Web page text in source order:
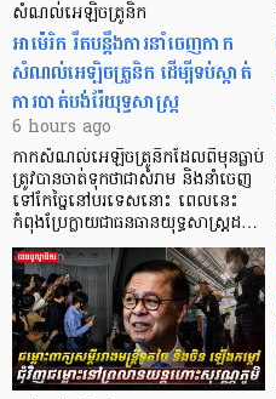
សំណល់អេឡិចត្រូនិក
អាម៉េរិក រឹតបន្តឹងការនាំចេញកាក
សំណល់អេឡិចត្រូនិក ដើម្បីទប់ស្កាត់
ការបាត់បង់រ៉ែយុទ្ធសាស្ត្រ
6 hours ago
កាក​សំណល់​អេឡិច​ត្រូនិកដែល​ពីមុនធ្លាប់​
ត្រូវបានចាត់ទុកថាជាសំរាម និងនាំចេញ
ទៅកែច្នៃនៅបរទេស​នោះ ពេលនេះ
កំពុងប្រែក្លាយជាធនធានយុទ្ធសាស្ត្រដ…